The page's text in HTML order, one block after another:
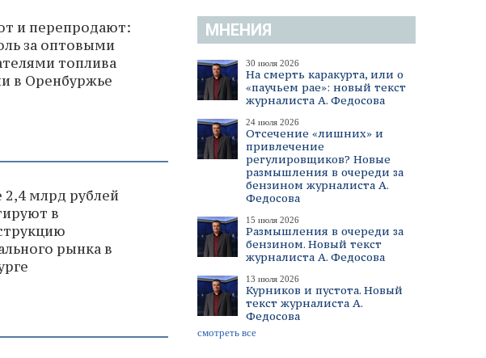
МНЕНИЯ
30 июля 2026
На смерть каракурта, или о
«паучьем рае»: новый текст
журналиста А. Федосова
24 июля 2026
Отсечение «лишних» и
привлечение
регулировщиков? Новые
размышления в очереди за
бензином журналиста А.
Федосова
15 июля 2026
Размышления в очереди за
бензином. Новый текст
журналиста А. Федосова
13 июля 2026
Курников и пустота. Новый
текст журналиста А.
Федосова
смотреть все
и перепродают:
за оптовыми
топлива
в Оренбуржье
млрд рублей
в
рынка в